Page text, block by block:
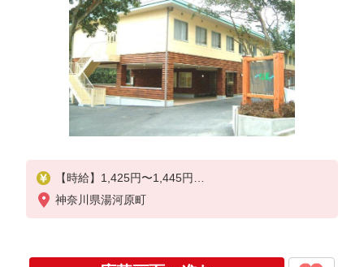
【時給】1,425円〜1,445円
▼給与詳細
神奈川県湯河原町